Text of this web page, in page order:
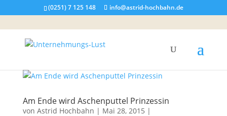
(0251) 7 125 148 info@astrid-hochbahn.de
Am Ende wird Aschenputtel Prinzessin
von Astrid Hochbahn | Mai 28, 2015 |